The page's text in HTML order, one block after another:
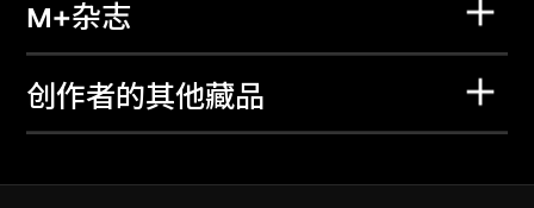
M+杂志
创作者的其他藏品